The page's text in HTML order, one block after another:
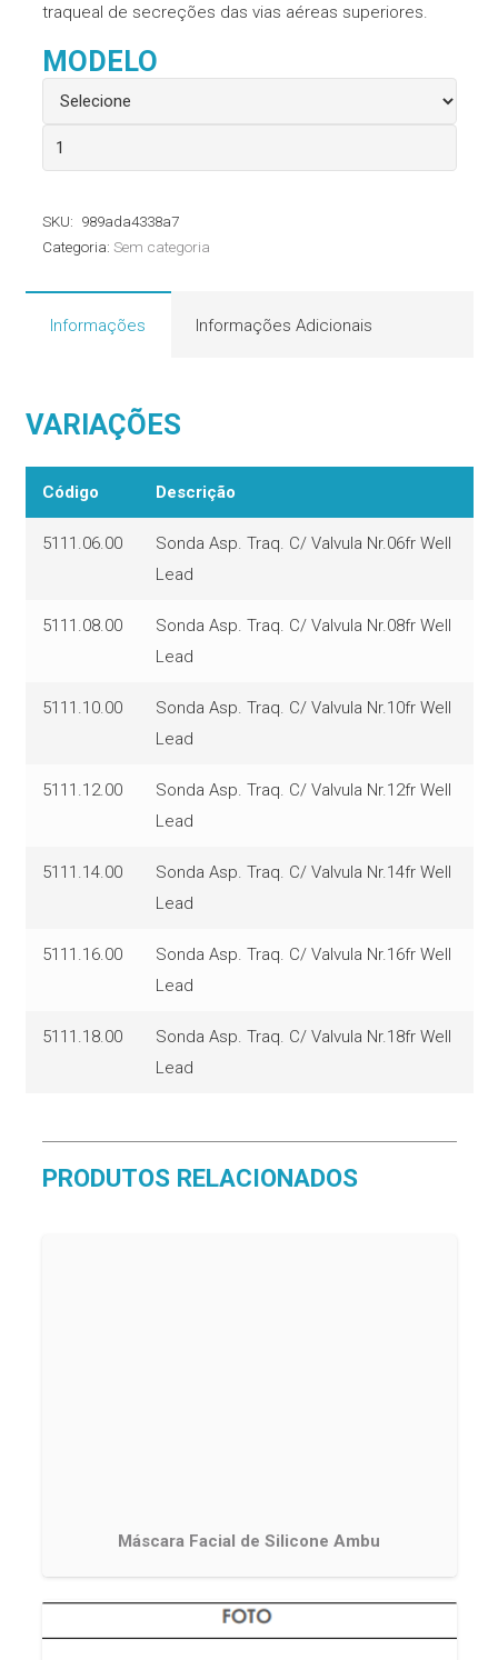
traqueal de secreções das vias aéreas superiores.
MODELO
Sonda
Aspiração
com
Well
Lead
SKU: 989ada4338a7
Categoria: Sem categoria
Informações Informações Adicionais
VARIAÇÕES
Código Descrição
5111.06.00
Sonda Asp. Traq. C/ Valvula Nr.06fr Well
Lead
5111.08.00
Sonda Asp. Traq. C/ Valvula Nr.08fr Well
Lead
5111.10.00
Sonda Asp. Traq. C/ Valvula Nr.10fr Well
Lead
5111.12.00
Sonda Asp. Traq. C/ Valvula Nr.12fr Well
Lead
5111.14.00
Sonda Asp. Traq. C/ Valvula Nr.14fr Well
Lead
5111.16.00
Sonda Asp. Traq. C/ Valvula Nr.16fr Well
Lead
5111.18.00
Sonda Asp. Traq. C/ Valvula Nr.18fr Well
Lead
PRODUTOS RELACIONADOS
Máscara Facial de Silicone Ambu